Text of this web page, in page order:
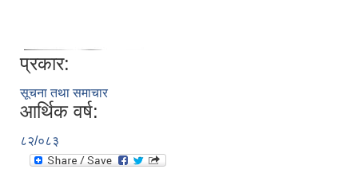
प्रकार:
सूचना तथा समाचार
आर्थिक वर्ष:
८२/०८३